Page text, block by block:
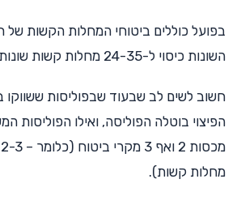
בפועל כוללים ביטוחי המחלות הקשות של
השונות כיסוי ל-24-35 מחלות קשות שונות.
חשוב לשים לב שבעוד שבפוליסות
הפיצוי בוטלה הפוליסה, ואילו הפוליסות
מחלות קשות).